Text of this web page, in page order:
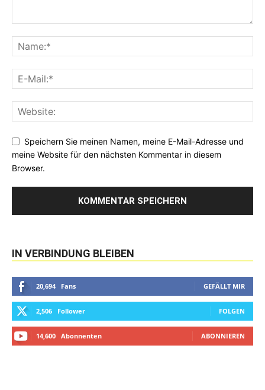
Speichern Sie meinen Namen, meine E-Mail-Adresse und
meine Website für den nächsten Kommentar in diesem
Browser.
IN VERBINDUNG BLEIBEN
20,694 Fans GEFÄLLT MIR
2,506 Follower FOLGEN
14,600 Abonnenten ABONNIEREN